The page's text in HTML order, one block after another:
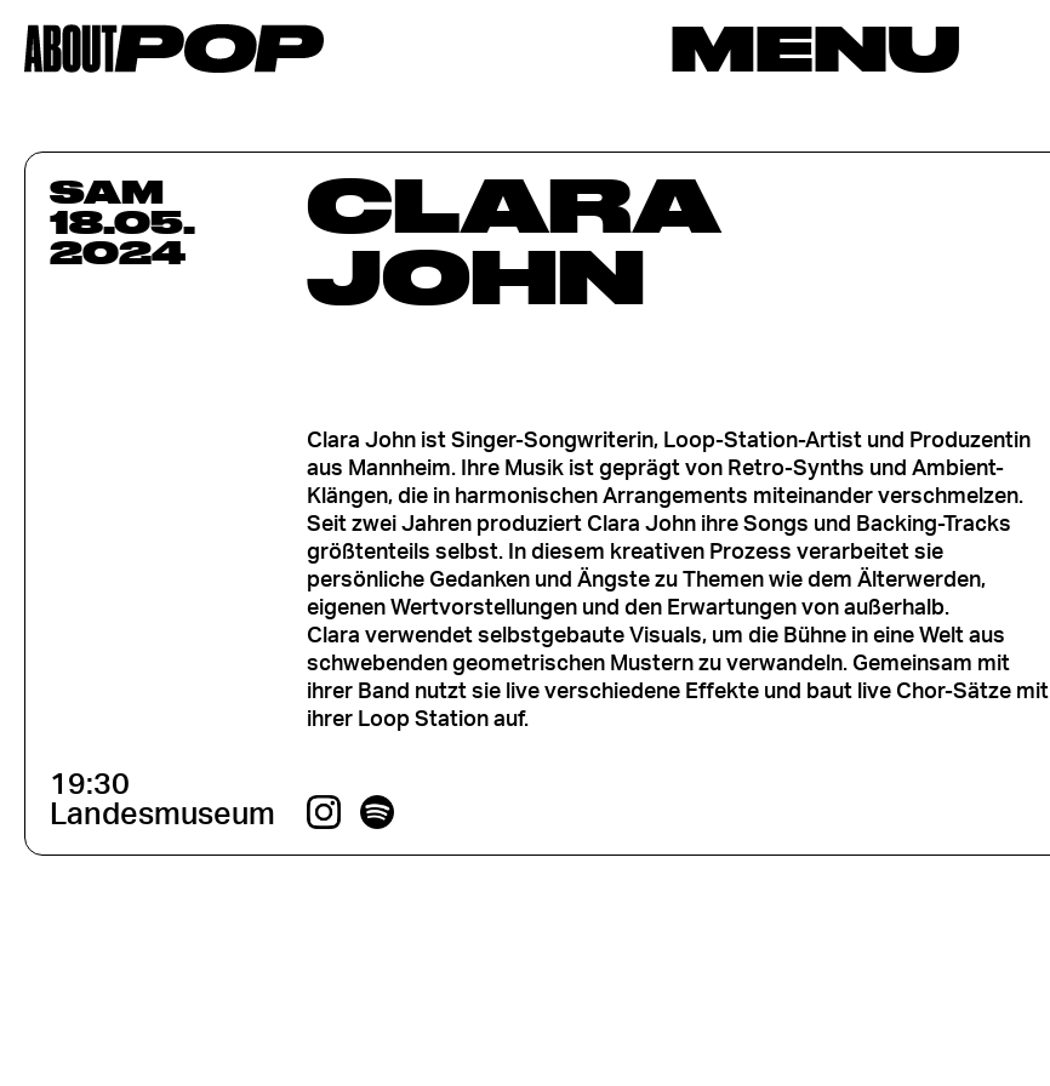
MENU
SAM
18.05.
2024
19:30
Landesmuseum
CLARA
JOHN
Clara John ist Singer-Songwriterin, Loop-Station-Artist und Produzentin
aus Mannheim. Ihre Musik ist geprägt von Retro-Synths und Ambient-
Klängen, die in harmonischen Arrangements miteinander verschmelzen.
Seit zwei Jahren produziert Clara John ihre Songs und Backing-Tracks
größtenteils selbst. In diesem kreativen Prozess verarbeitet sie
persönliche Gedanken und Ängste zu Themen wie dem Älterwerden,
eigenen Wertvorstellungen und den Erwartungen von außerhalb.
Clara verwendet selbstgebaute Visuals, um die Bühne in eine Welt aus
schwebenden geometrischen Mustern zu verwandeln. Gemeinsam mit
ihrer Band nutzt sie live verschiedene Effekte und baut live Chor-Sätze mit
ihrer Loop Station auf.